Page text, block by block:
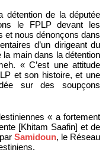
détention de la députée
le FPLP devant les
et nous dénonçons dans
d’un dirigeant du
la main dans la détention
« C’est une attitude
et son histoire, et une
sur des soupçons
« a fortement
[Khitam Saafin] et de
Samidoun, le Réseau